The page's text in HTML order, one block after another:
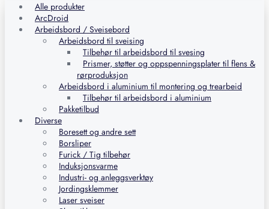
Alle produkter
ArcDroid
Arbeidsbord / Sveisebord
Arbeidsbord til sveising
Tilbehør til arbeidsbord til svesing
Prismer, støtter og oppspenningsplater til flens &
rørproduksjon
Arbeidsbord i aluminium til montering og trearbeid
Tilbehør til arbeidsbord i aluminium
Pakketilbud
Diverse
Boresett og andre sett
Borsliper
Furick / Tig tilbehør
Induksjonsvarme
Industri- og anleggsverktøy
Jordingsklemmer
Laser sveiser